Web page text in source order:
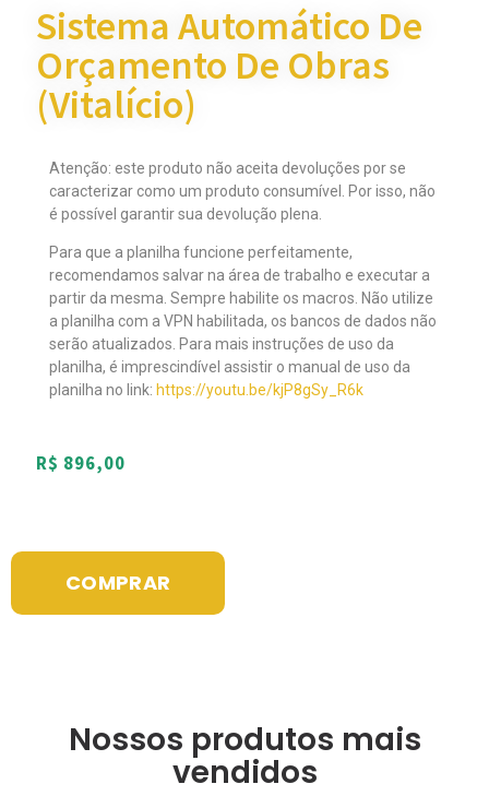
Sistema Automático De
Orçamento De Obras
(Vitalício)
Atenção: este produto não aceita devoluções por se
caracterizar como um produto consumível. Por isso, não
é possível garantir sua devolução plena.
Para que a planilha funcione perfeitamente,
recomendamos salvar na área de trabalho e executar a
partir da mesma. Sempre habilite os macros. Não utilize
a planilha com a VPN habilitada, os bancos de dados não
serão atualizados. Para mais instruções de uso da
planilha, é imprescindível assistir o manual de uso da
planilha no link: https://youtu.be/kjP8gSy_R6k
R$ 896,00
COMPRAR
Nossos produtos mais
vendidos